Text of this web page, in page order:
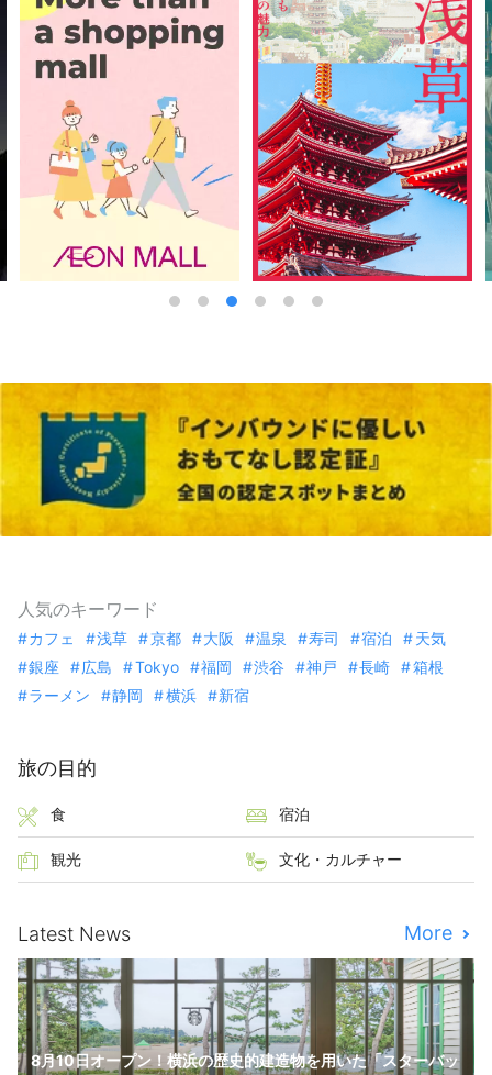
人気のキーワード
カフェ 浅草 京都 大阪 温泉 寿司 宿泊
天気
銀座
広島 Tokyo 福岡 渋谷 神戸 長崎
箱根
ラーメン
静岡 横浜 新宿
旅の目的
食 宿泊
観光 文化・カルチャー
Latest News More
8月10日オープン！横浜の歴史的建造物を用いた「スターバッ